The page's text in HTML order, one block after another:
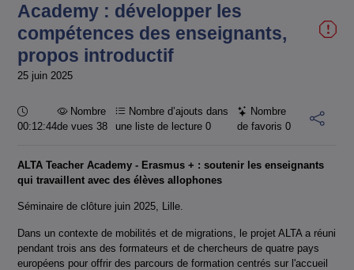
Academy : développer les
compétences des enseignants,
propos introductif
25 juin 2025
Durée :
00:12:44
Nombre
de vues 38
Nombre d’ajouts dans
une liste de lecture0
Nombre
de favoris 0
ALTA Teacher Academy - Erasmus + : soutenir les enseignants
qui travaillent avec des élèves allophones
Séminaire de clôture juin 2025, Lille.
Dans un contexte de mobilités et de migrations, le projet ALTA a réuni
pendant trois ans des formateurs et de chercheurs de quatre pays
européens pour offrir des parcours de formation centrés sur l'accueil